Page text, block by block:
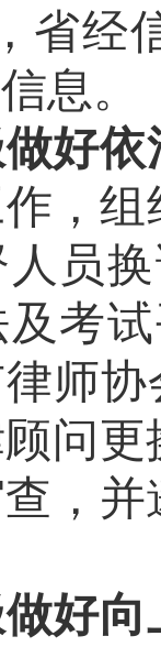
省经
息。
做好
，组
员
及考
师
问
，
做好